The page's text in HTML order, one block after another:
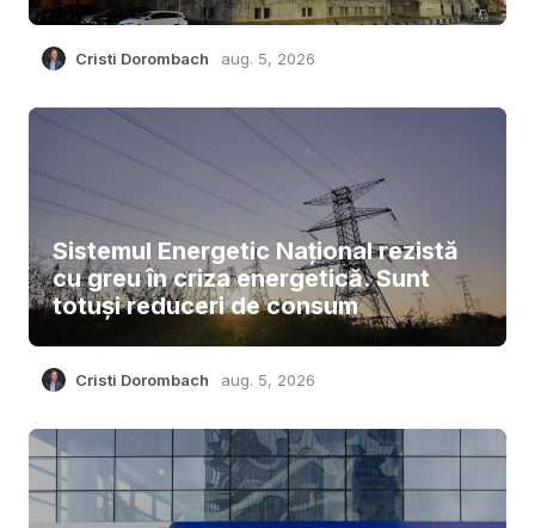
Cristi Dorombach aug. 5, 2026
Sistemul Energetic Național rezistă
cu greu în criza energetică. Sunt
totuși reduceri de consum
Cristi Dorombach aug. 5, 2026